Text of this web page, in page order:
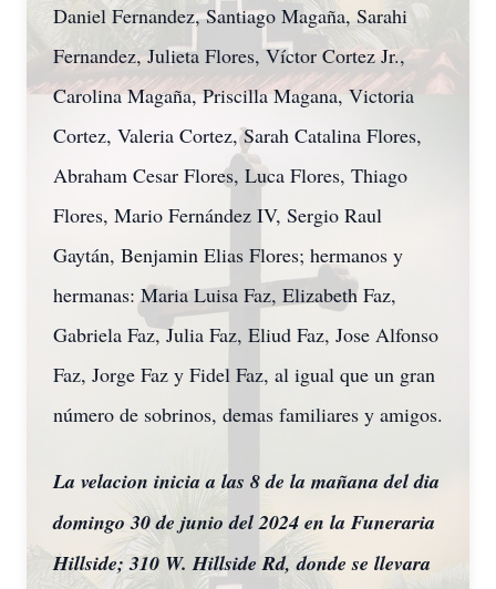
Daniel Fernandez, Santiago Magaña, Sarahi
Fernandez, Julieta Flores, Víctor Cortez Jr.,
Carolina Magaña, Priscilla Magana, Victoria
Cortez, Valeria Cortez, Sarah Catalina Flores,
Abraham Cesar Flores, Luca Flores, Thiago
Flores, Mario Fernández IV, Sergio Raul
Gaytán, Benjamin Elias Flores; hermanos y
hermanas: Maria Luisa Faz, Elizabeth Faz,
Gabriela Faz, Julia Faz, Eliud Faz, Jose Alfonso
Faz, Jorge Faz y Fidel Faz, al igual que un gran
número de sobrinos, demas familiares y amigos.
La velacion inicia a las 8 de la mañana del dia
domingo 30 de junio del 2024 en la Funeraria
Hillside; 310 W. Hillside Rd, donde se llevara